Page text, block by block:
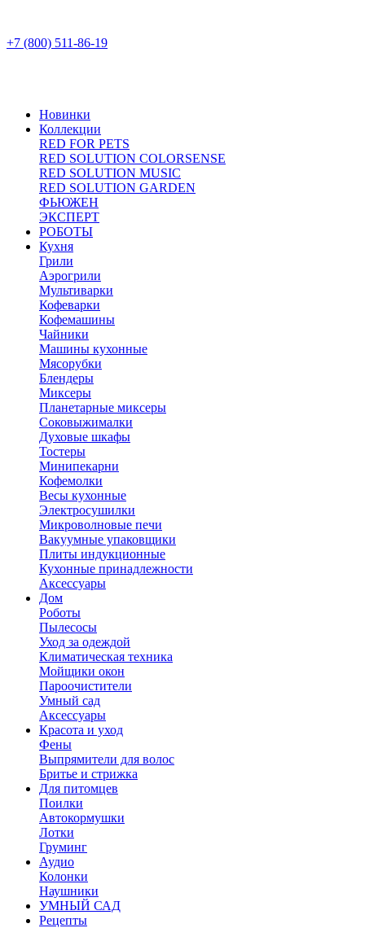
+7 (800) 511-86-19
Новинки
Коллекции
RED FOR PETS
RED SOLUTION COLORSENSE
RED SOLUTION MUSIC
RED SOLUTION GARDEN
ФЬЮЖЕН
ЭКСПЕРТ
РОБОТЫ
Кухня
Грили
Аэрогрили
Мультиварки
Кофеварки
Кофемашины
Чайники
Машины кухонные
Мясорубки
Блендеры
Миксеры
Планетарные миксеры
Соковыжималки
Духовые шкафы
Тостеры
Минипекарни
Кофемолки
Весы кухонные
Электросушилки
Микроволновые печи
Вакуумные упаковщики
Плиты индукционные
Кухонные принадлежности
Аксессуары
Дом
Роботы
Пылесосы
Уход за одеждой
Климатическая техника
Мойщики окон
Пароочистители
Умный сад
Аксессуары
Красота и уход
Фены
Выпрямители для волос
Бритье и стрижка
Для питомцев
Поилки
Автокормушки
Лотки
Груминг
Аудио
Колонки
Наушники
УМНЫЙ САД
Рецепты